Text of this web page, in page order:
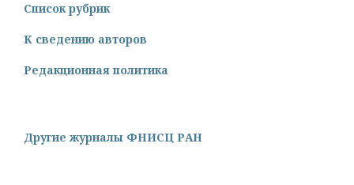
Список рубрик
К сведению авторов
Редакционная политика
Другие журналы ФНИСЦ РАН